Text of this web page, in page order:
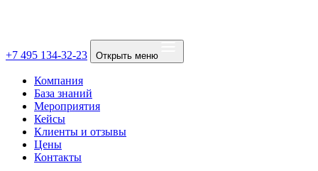
+7 495 134-32-23 Открыть меню
Компания
База знаний
Мероприятия
Кейсы
Клиенты и отзывы
Цены
Контакты